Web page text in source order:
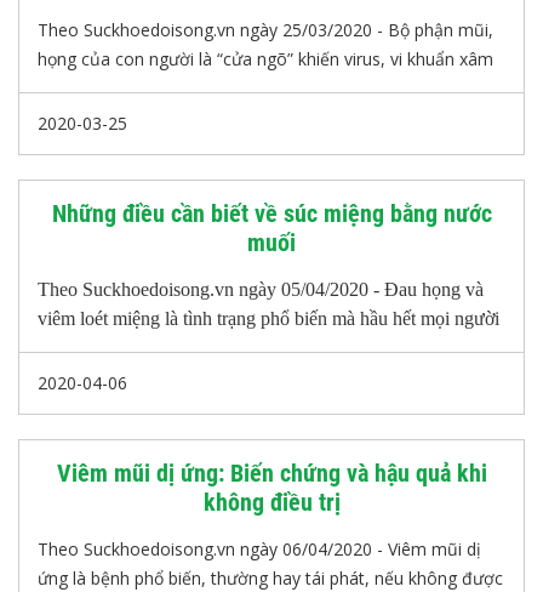
Theo Suckhoedoisong.vn ngày 25/03/2020 - Bộ phận mũi,
họng của con người là “cửa ngõ” khiến virus, vi khuẩn xâm
nhập dễ dàng nhất vào đường hô hấp. Do đó, để phòng,
chống các bệnh về đường hô hấp việc vệ sinh mũi, họng
gia y tế khuyến cáo để phòng bệnh.
2020-03-25
Những điều cần biết về súc miệng bằng nước
muối
Theo Suckhoedoisong.vn ngày 05/04/2020 - Đau họng và
viêm loét miệng là tình trạng phổ biến mà hầu hết mọi người
gặp phải. Súc miệng bằng nước muối có thể là một cách rẻ
tiền, an toàn và hiệu quả để giảm đau và giảm các triệu
2020-04-06
Viêm mũi dị ứng: Biến chứng và hậu quả khi
không điều trị
Theo Suckhoedoisong.vn ngày 06/04/2020 - Viêm mũi dị
ứng là bệnh phổ biến, thường hay tái phát, nếu không được